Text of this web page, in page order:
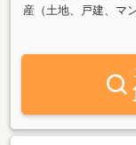
産（土地、戸建、マ
貸、リフォーム、土
れ、親しまれて営業
何でもご相談いただ
す。キメ細かなサー
も社員一同頑張って